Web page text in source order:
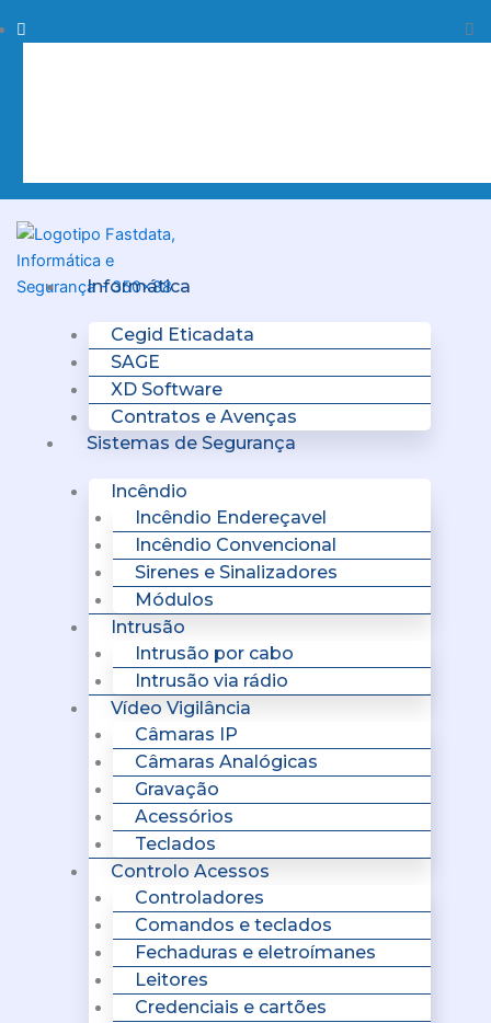
to
Procurar
Informática
Cegid Eticadata
SAGE
XD Software
Contratos e Avenças
Sistemas de Segurança
Incêndio
Incêndio Endereçavel
Incêndio Convencional
Sirenes e Sinalizadores
Módulos
Intrusão
Intrusão por cabo
Intrusão via rádio
Vídeo Vigilância
Câmaras IP
Câmaras Analógicas
Gravação
Acessórios
Teclados
Controlo Acessos
Controladores
Comandos e teclados
Fechaduras e eletroímanes
Leitores
Credenciais e cartões
Menu